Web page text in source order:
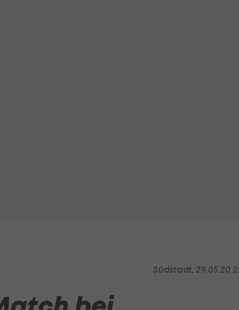
Südstadt, 29.05.20